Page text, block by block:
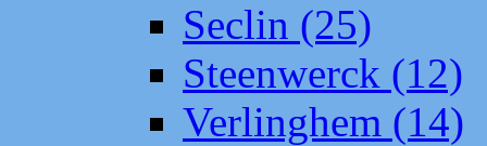
Seclin (25)
Steenwerck (12)
Verlinghem (14)